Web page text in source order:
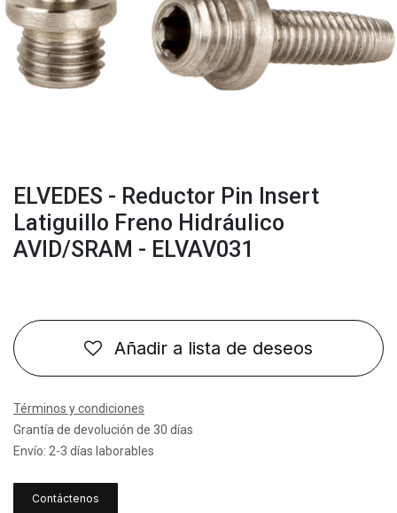
ELVEDES - Reductor Pin Insert
Latiguillo Freno Hidráulico
AVID/SRAM - ELVAV031
Añadir a lista de deseos
Términos y condiciones
Grantía de devolución de 30 días
Envío: 2-3 días laborables
Contáctenos